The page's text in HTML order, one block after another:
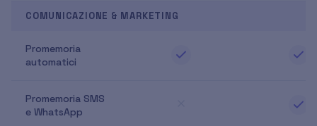
COMUNICAZIONE & MARKETING
Promemoria
automatici
Promemoria SMS
e WhatsApp